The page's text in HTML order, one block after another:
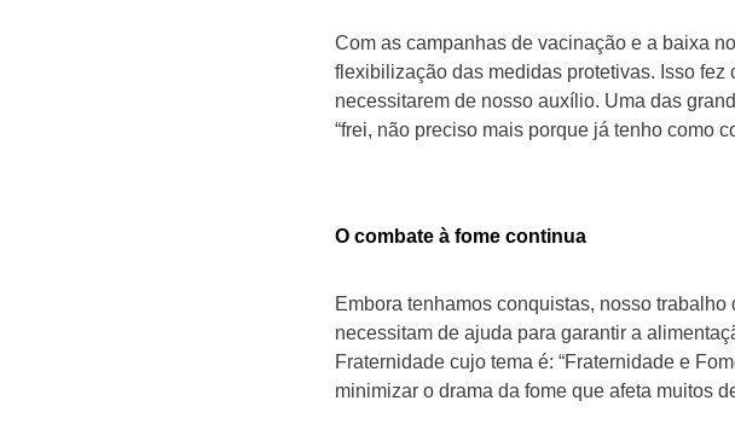
Com as campanhas de vacinação e a baixa
flexibilização das medidas protetivas. Isso
necessitarem de nosso auxílio. Uma das
“frei, não preciso mais porque já tenho como
O combate à fome continua
Embora tenhamos conquistas, nosso
necessitam de ajuda para garantir a
Fraternidade cujo tema é: “Fraternidade e
minimizar o drama da fome que afeta muitos